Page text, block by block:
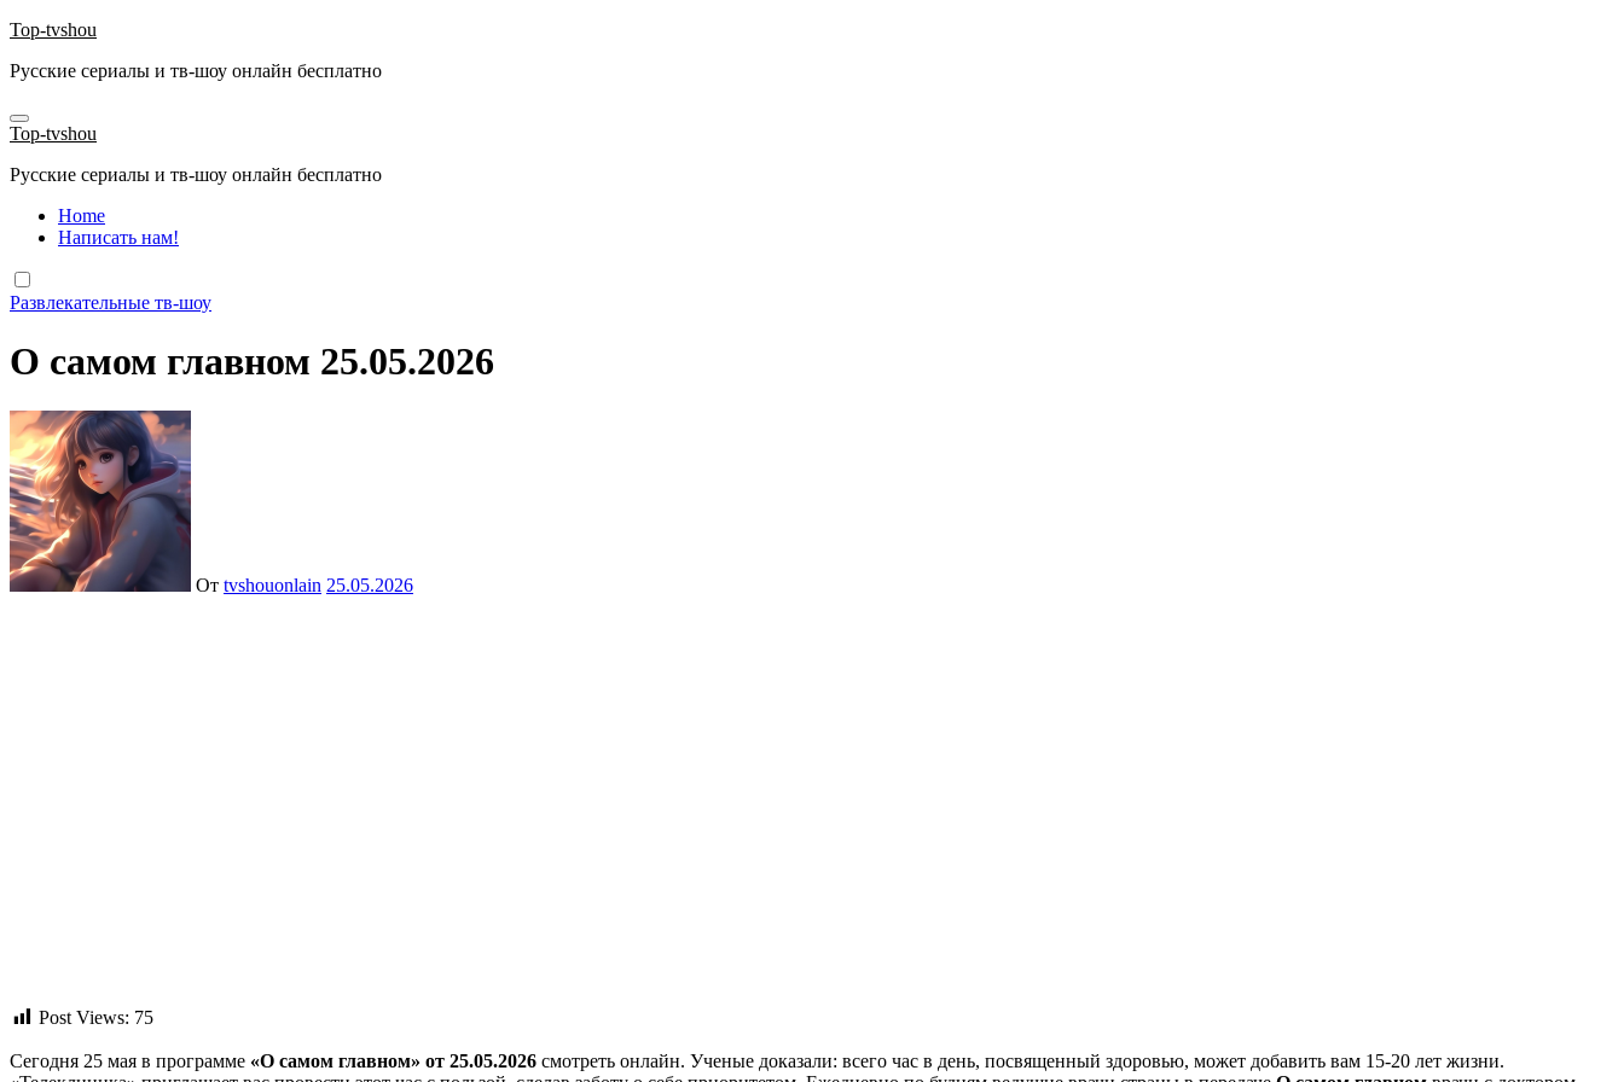
Перейти
содержанию
Top-tvshou
Русские сериалы и тв-шоу онлайн бесплатно
Top-tvshou
Русские сериалы и тв-шоу онлайн бесплатно
Home
Написать нам!
Развлекательные тв-шоу
О самом главном 25.05.2026
От tvshouonlain 25.05.2026
Post Views: 75
Сегодня 25 мая в программе «О самом главном» от 25.05.2026 смотреть онлайн. Ученые доказали: всего час в день, посвященный здоровью, может добавить вам 15-20 лет жизни.